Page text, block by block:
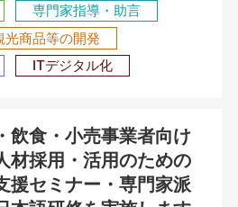
専門家指導・助言
光商品等の開発
ITデジタル化
飲食・小売事業者向け
材採用・活用のための
援セミナー・専門家派